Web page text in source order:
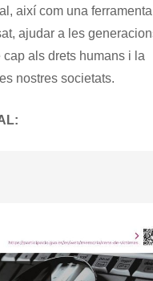
així com una ferramenta
ajudar a les
als drets humans i la
nostres societats.